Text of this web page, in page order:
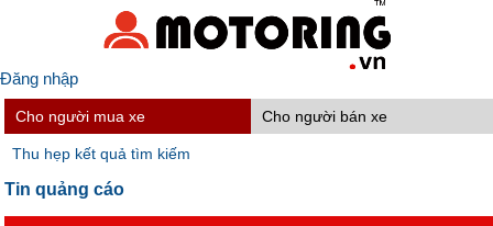
Đăng nhập
Cho người mua xe Cho người bán xe
Thu hẹp kết quả tìm kiếm
Tin quảng cáo